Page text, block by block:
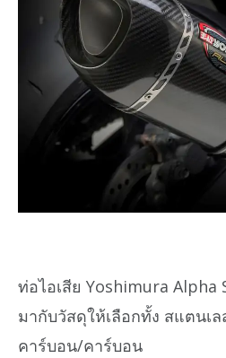
ท่อไอเสีย Yoshimura Alpha
มากับวัสดุให้เลือกทั้ง สแตนเ
คาร์บอน/คาร์บอน